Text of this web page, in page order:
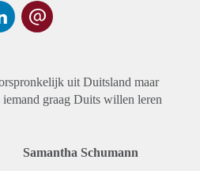
uit Duitsland maar
graag Duits willen leren
Samantha Schumann